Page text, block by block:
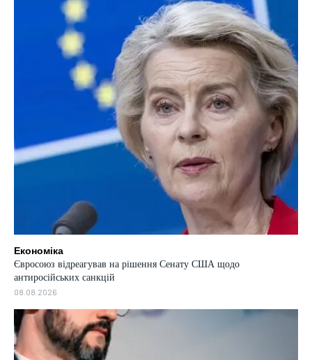
Економіка
Євросоюз відреагував на рішення Сенату США щодо
антиросійських санкцій
08.08.2026